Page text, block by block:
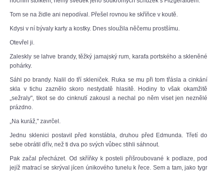
Tom se na židle ani nepodíval. Přešel rovnou ke skříňce v koutě.
Kdysi v ní bývaly karty a kostky. Dnes sloužila něčemu prostšímu.
Otevřel ji.
Zaleskly se lahve brandy, těžký jamajský rum, karafa portského a skleněné
pohárky.
Sáhl po brandy. Nalil do tří skleniček. Ruka se mu při tom třásla a cinkání
skla v tichu zaznělo skoro nestydatě hlasitě. Hodiny to však okamžitě
„sežraly", tikot se do cinknutí zakousl a nechal po něm viset jen neznělé
prázdno.
„Na kuráž," zavrčel.
Jednu sklenici postavil před konstábla, druhou před Edmunda. Třetí do
sebe obrátil dřív, než ti dva po svých vůbec stihli sáhnout.
Pak začal přecházet. Od skříňky k posteli přišroubované k podlaze, pod
jejíž matrací se skrýval jícen únikového tunelu k řece. Sem a tam, jako tygr